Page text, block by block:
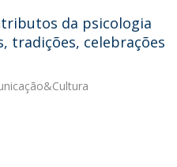
da psicologia
tradições, celebrações